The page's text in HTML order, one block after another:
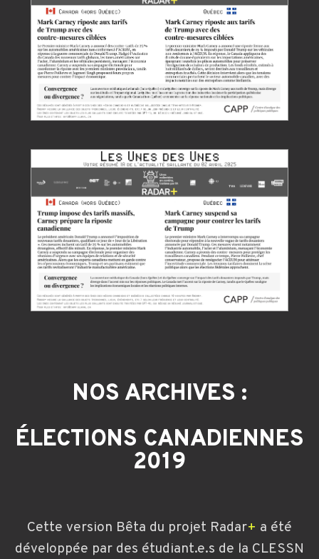
NOS ARCHIVES :
ÉLECTIONS CANADIENNES
2019
Cette version Bêta du projet Radar+ a été
développée par des étudiant.e.s de la CLESSN